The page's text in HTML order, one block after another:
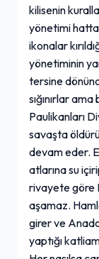
kilisenin
yönetimi
ikonalar
yönetiminin
tersine
sığınırlar
Paulikanları
savaşta
devam eder.
atlarına su
rivayete göre
aşamaz.
girer ve
yaptığı